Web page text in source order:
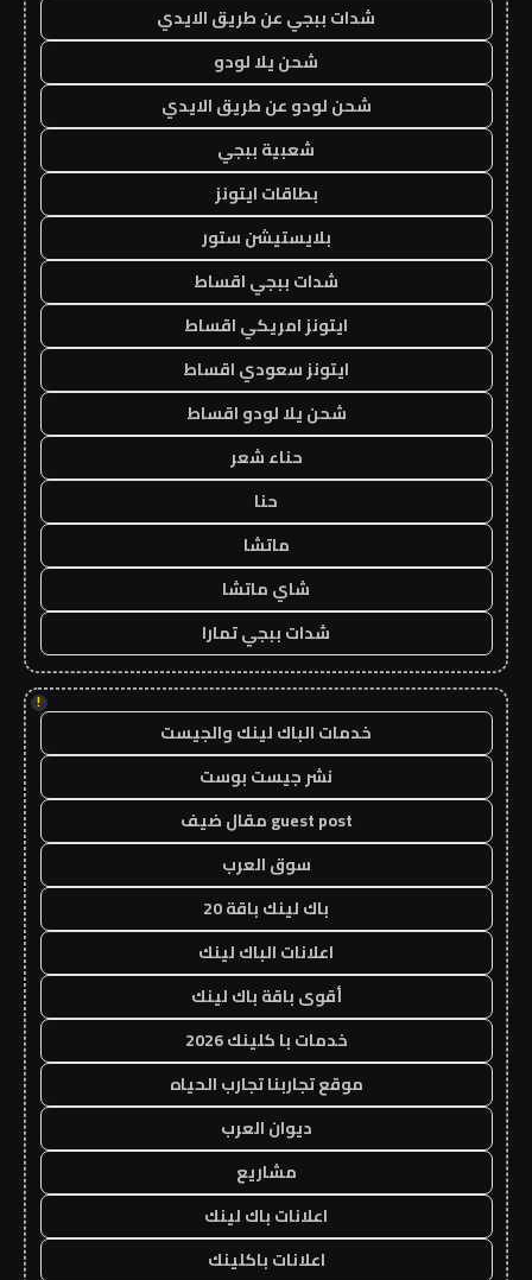
شدات ببجي عن طريق الايدي
شحن يلا لودو
شحن لودو عن طريق الايدي
شعبية ببجي
بطاقات ايتونز
بلايستيشن ستور
شدات ببجي اقساط
ايتونز امريكي اقساط
ايتونز سعودي اقساط
شحن يلا لودو اقساط
حناء شعر
حنا
ماتشا
شاي ماتشا
شدات ببجي تمارا
!
خدمات الباك لينك والجيست
نشر جيست بوست
guest post مقال ضيف
سوق العرب
باك لينك باقة 20
اعلانات الباك لينك
أقوى باقة باك لينك
خدمات با كلينك 2026
موقع تجاربنا تجارب الحياه
ديوان العرب
مشاريع
اعلانات باك لينك
اعلانات باكلينك